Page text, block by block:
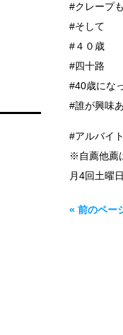
#クレープ
#そして
#４０歳
#四十路
#40歳にな
#誰が興味
#アルバイ
※自薦他薦
月4回土曜
« 前のペー